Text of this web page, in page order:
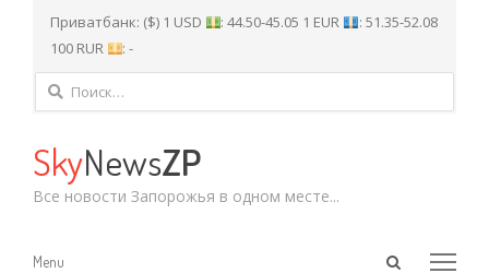
Приватбанк: ($) 1 USD : 44.50-45.05 1 EUR
: 51.35-52.08
100 RUR
: -
Найти:
SkyNewsZP
Все новости Запорожья в одном месте...
Open
Menu
Menu